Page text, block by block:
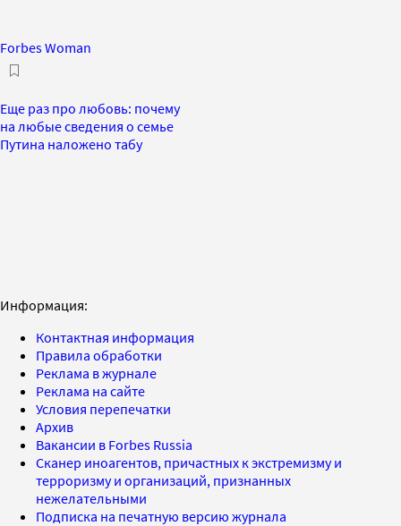
Forbes Woman
Еще раз про любовь: почему
на любые сведения о семье
Путина наложено табу
Информация:
Контактная информация
Правила обработки
Реклама в журнале
Реклама на сайте
Условия перепечатки
Архив
Вакансии в Forbes Russia
Сканер иноагентов, причастных к экстремизму и
терроризму и организаций, признанных
нежелательными
Подписка на печатную версию журнала